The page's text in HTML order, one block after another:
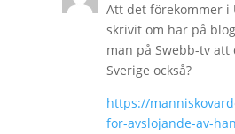
Att det förekommer i
skrivit om här på
man på Swebb-tv
Sverige också?
https://
for-avslojande-av-